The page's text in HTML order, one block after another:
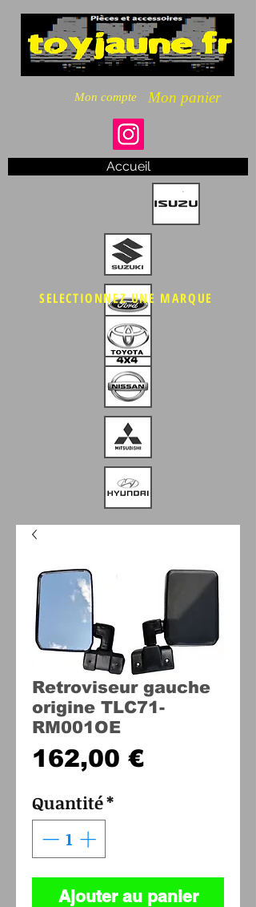
Mon compte Mon panier
Accueil
SELECTIONNEZ UNE MARQUE
Retroviseur gauche
origine TLC71-
RM001OE
162,00 €Prix
Quantité*
Ajouter au panier